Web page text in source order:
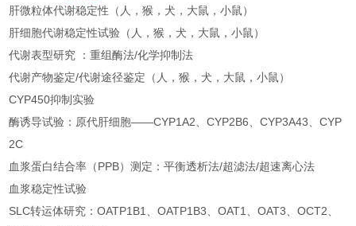
肝微粒体代谢稳定性（人，猴，犬，大鼠，小鼠）
肝细胞代谢稳定性试验（人，猴，犬，大鼠，小鼠）
代谢表型研究 ：重组酶法/化学抑制法
代谢产物鉴定/代谢途径鉴定（人，猴，犬，大鼠，小鼠）
CYP450抑制实验
酶诱导试验：原代肝细胞——CYP1A2、CYP2B6、CYP3A43、CYP
2C
血浆蛋白结合率（PPB）测定：平衡透析法/超滤法/超速离心法
血浆稳定性试验
SLC转运体研究：OATP1B1、OATP1B3、OAT1、OAT3、OCT2、